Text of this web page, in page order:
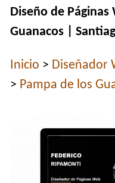
Diseño de Páginas
Guanacos |
Inicio > Diseñador
> Pampa de los